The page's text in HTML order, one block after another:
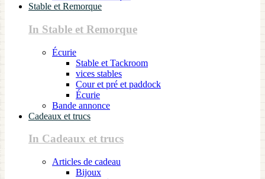
Stable et Remorque
In Stable et Remorque
Écurie
Stable et Tackroom
vices stables
Cour et pré et paddock
Écurie
Bande annonce
Cadeaux et trucs
In Cadeaux et trucs
Articles de cadeau
Bijoux